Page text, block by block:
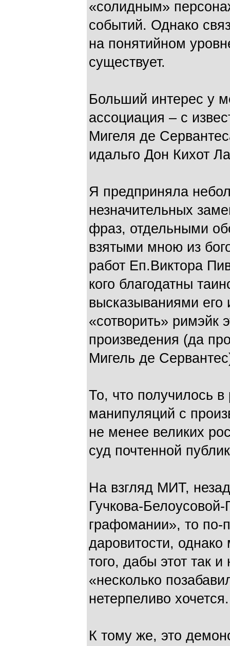
«солидным»
событий. Однако
на понятийном
существует.
Больший интерес у
ассоциация – с
Мигеля де
идальго Дон Кихот
Я предприняла
незначительных
фраз, отдельными
взятыми мною из
работ Еп.Виктора
кого благодатны
высказываниями его
«сотворить» римэйк
произведения (да
Мигель де
То, что получилось в
манипуляций с
не менее великих
суд почтенной
На взгляд МИТ,
Гучкова-
графомании», то по-
даровитости,
того, дабы этот так
«несколько
нетерпеливо хочется.
К тому же, это